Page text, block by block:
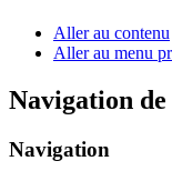
Aller au contenu
Aller au menu
Navigation
Navigation